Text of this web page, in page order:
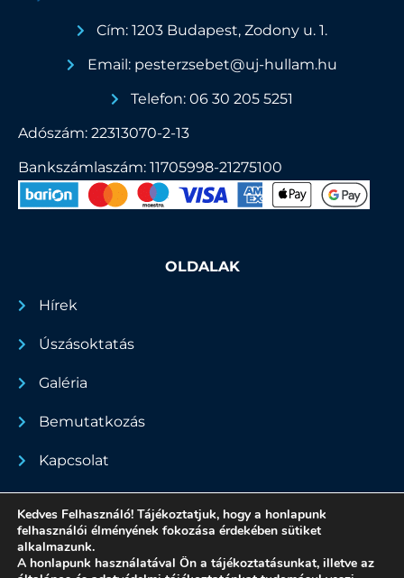
Cím: 1203 Budapest, Zodony u. 1.
Email: pesterzsebet@uj-hullam.hu
Telefon: 06 30 205 5251
Adószám: 22313070-2-13
Bankszámlaszám: 11705998-21275100
OLDALAK
Hírek
Úszásoktatás
Galéria
Bemutatkozás
Kapcsolat
Dokumentumok
Kedves Felhasználó! Tájékoztatjuk, hogy a honlapunk
felhasználói élményének fokozása érdekében sütiket
alkalmazunk.
A honlapunk használatával Ön a tájékoztatásunkat, illetve az